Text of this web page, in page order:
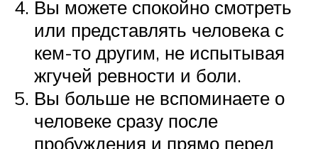
Вы можете спокойно смотреть
или представлять человека с
кем-то другим, не испытывая
жгучей ревности и боли.
Вы больше не вспоминаете о
человеке сразу после
пробуждения и прямо перед